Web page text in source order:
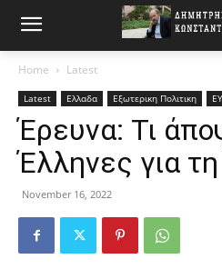
Home Latest
Latest Ελλαδα Εξωτερικη Πολιτικη
Έρευνα: Τι
Έλληνες για
November 16, 2022